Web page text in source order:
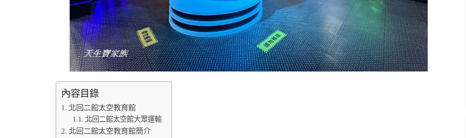
內容目錄
北回二館太空教育館
北回二館太空館大眾運輸
北回二館太空教育館簡介